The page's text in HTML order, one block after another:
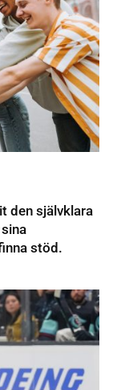
den självklara
stöd.